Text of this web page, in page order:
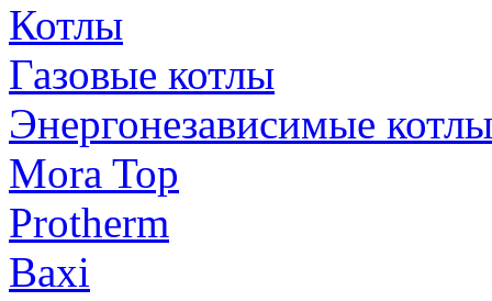
Котлы
Газовые котлы
Энергонезависимые котлы
Mora Top
Protherm
Baxi